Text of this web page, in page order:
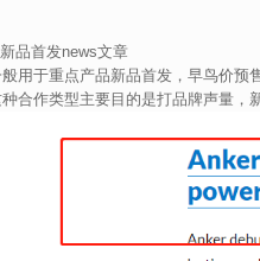
品首发news文章
用于重点产品新品首发，早鸟价预
合作类型主要目的是打品牌声量，